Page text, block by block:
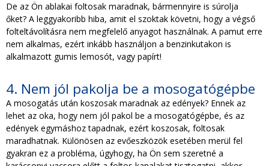
De az Ön ablakai foltosak maradnak, bármennyire is súrolja
őket? A leggyakoribb hiba, amit el szoktak követni, hogy a végső
folteltávolításra nem megfelelő anyagot használnak. A pamut erre
nem alkalmas, ezért inkább használjon a benzinkutakon is
alkalmazott gumis lemosót, vagy papírt!
4. Nem jól pakolja be a mosogatógépbe
A mosogatás után koszosak maradnak az edények? Ennek az
lehet az oka, hogy nem jól pakol be a mosogatógépbe, és az
edények egymáshoz tapadnak, ezért koszosak, foltosak
maradhatnak. Különösen az evőeszközök esetében merül fel
gyakran ez a probléma, úgyhogy, ha Ön sem szeretné a